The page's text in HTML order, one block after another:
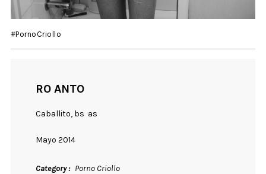
#PornoCriollo
RO ANTO
Caballito, bs as
Mayo 2014
Category Porno Criollo